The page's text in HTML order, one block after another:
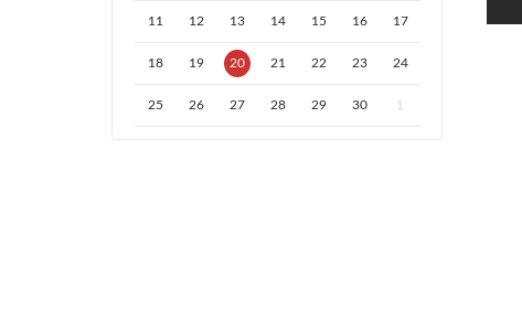
11 12 13 14 15 16 17
18 19 20 21 22 23 24
25 26 27 28 29 30 1